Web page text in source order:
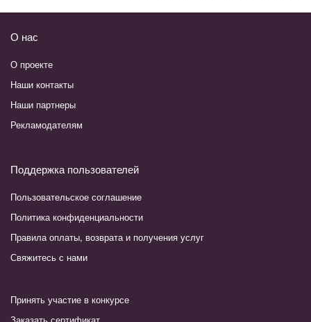
О нас
О проекте
Наши контакты
Наши партнеры
Рекламодателям
Поддержка пользователей
Пользовательское соглашение
Политика конфиденциальности
Правила оплаты, возврата и получения услуг
Свяжитесь с нами
Принять участие в конкурсе
Заказать сертификат